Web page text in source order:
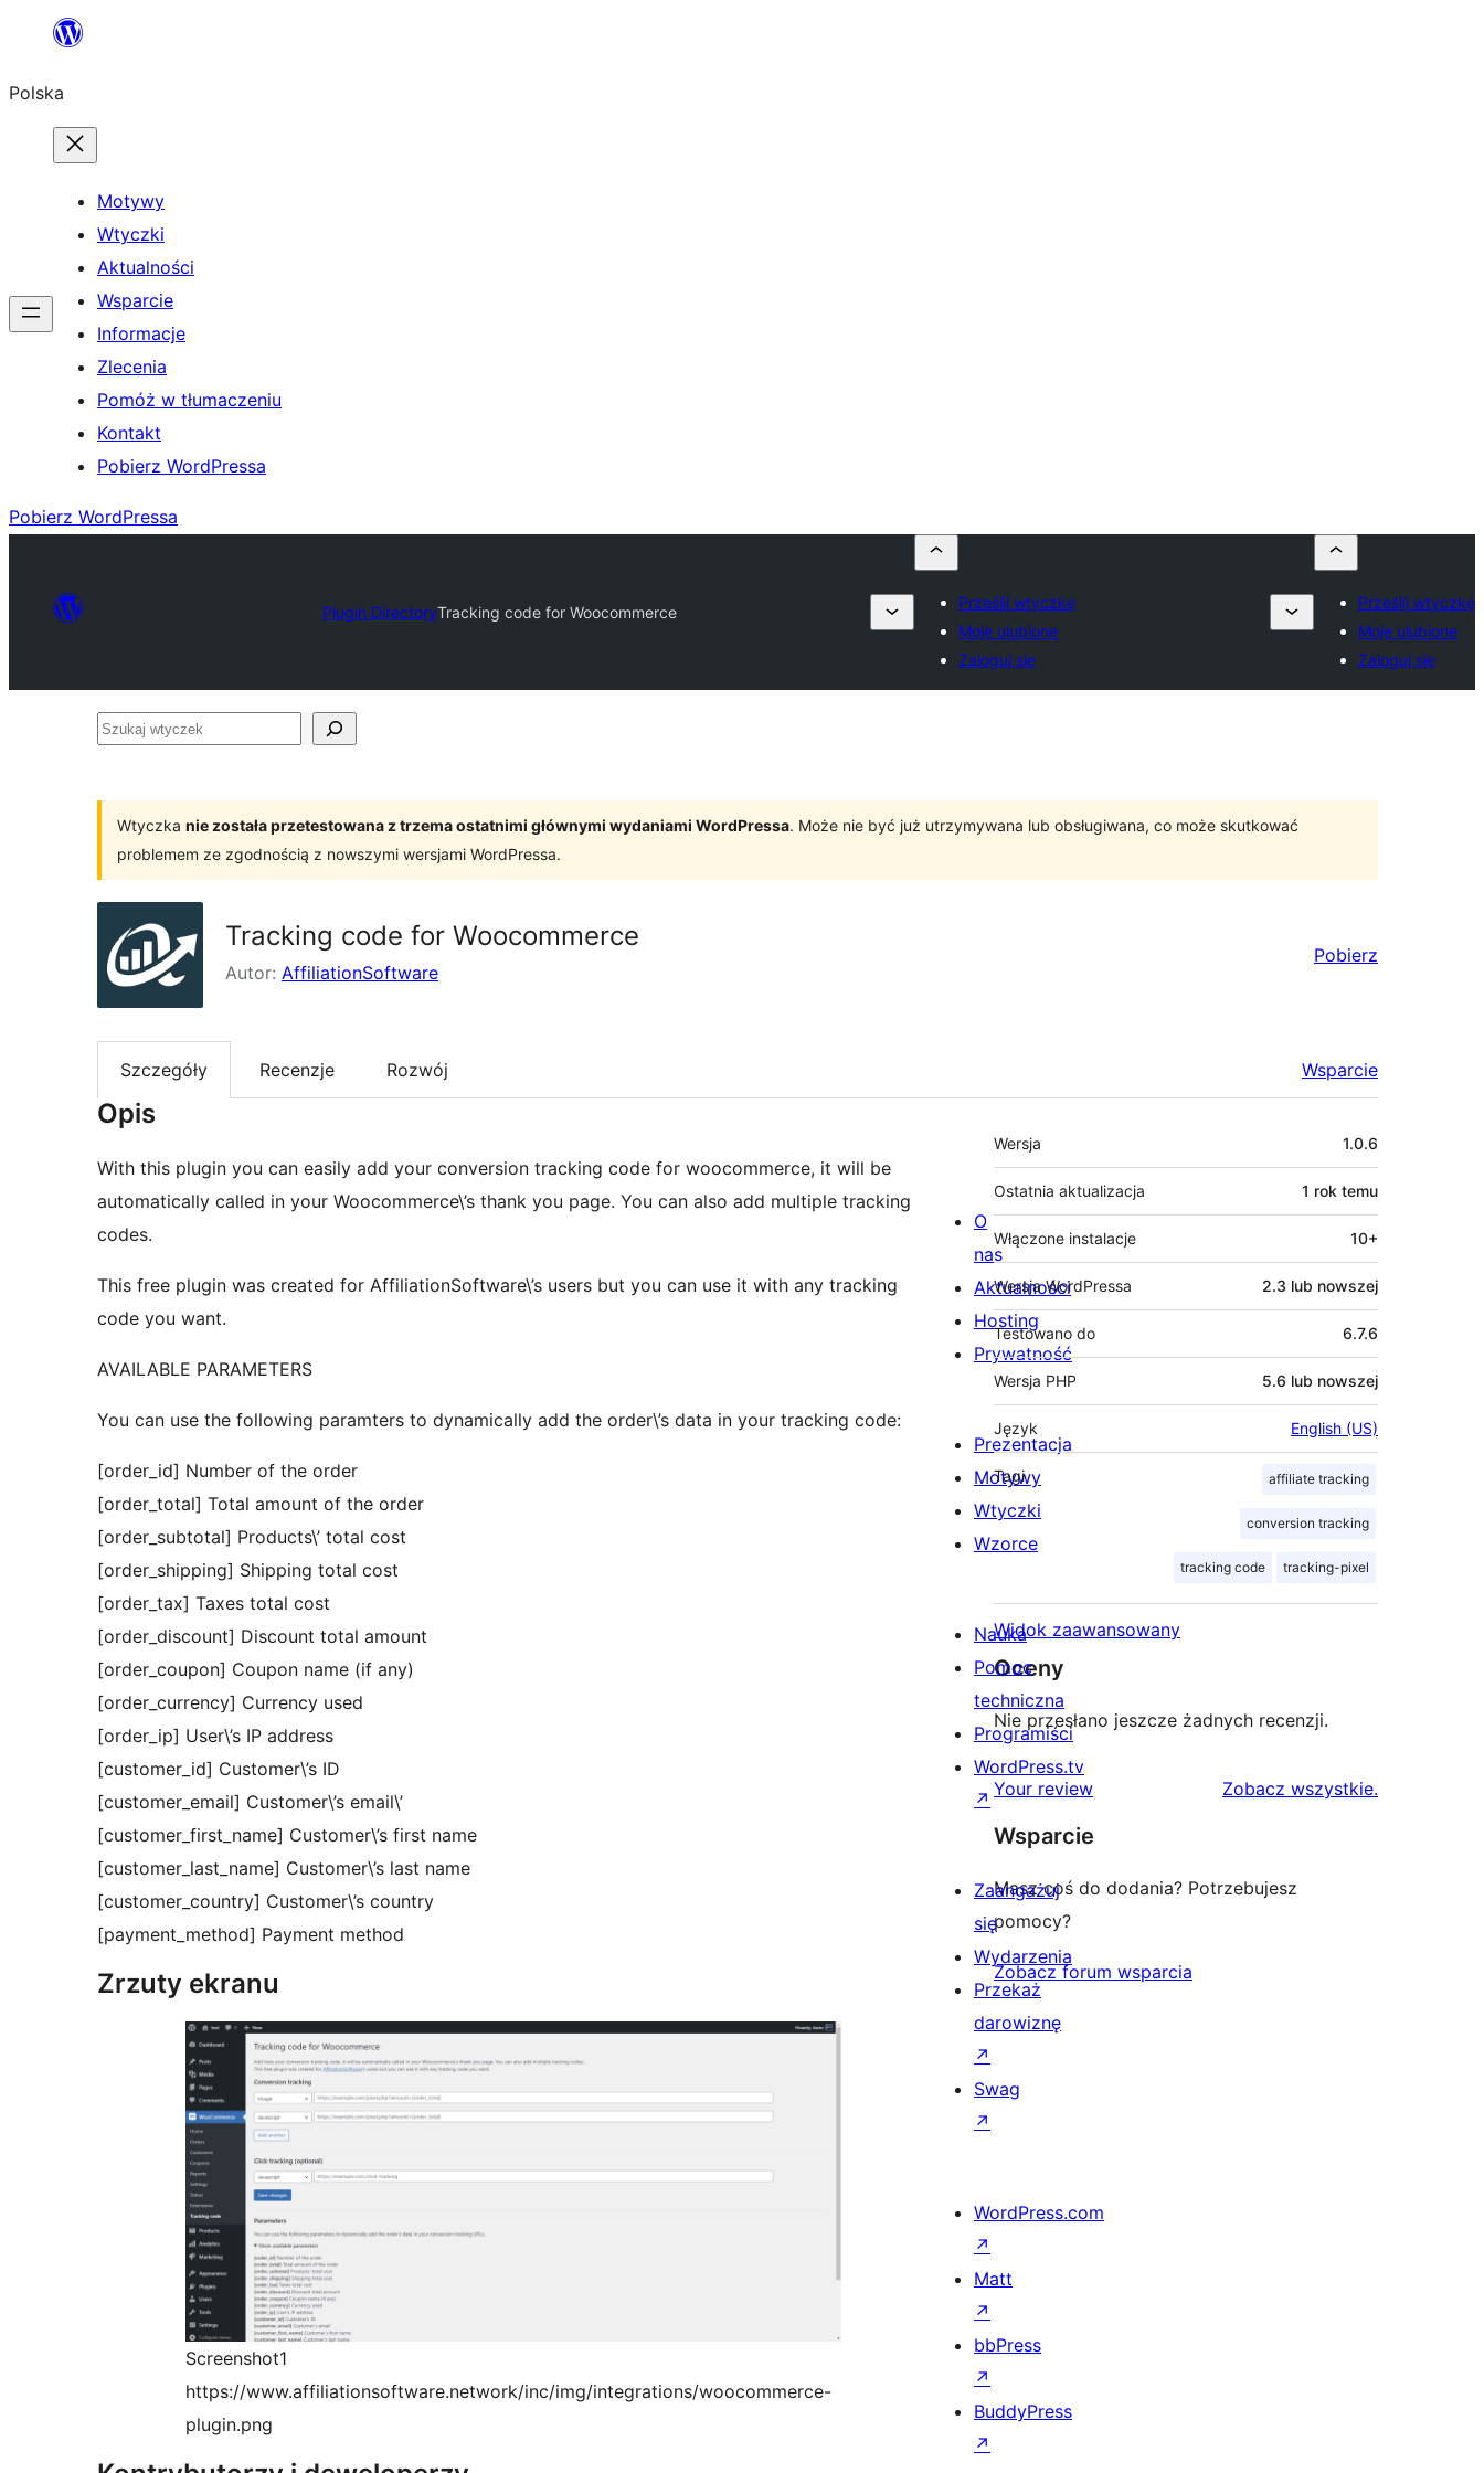
Przejdź
treści
Polska
Motywy
Wtyczki
Aktualności
Wsparcie
Informacje
Zlecenia
Pomóż w tłumaczeniu
Kontakt
Pobierz WordPressa
Pobierz WordPressa
Plugin DirectoryTracking code for Woocommerce
Prześlij wtyczkę
Moje ulubione
Zaloguj się
Prześlij wtyczkę
Moje ulubione
Zaloguj się
Szukaj
Wtyczka nie została przetestowana z trzema ostatnimi głównymi wydaniami WordPressa. Może nie być już utrzymywana lub obsługiwana, co może skutkować
problemem ze zgodnością z nowszymi wersjami WordPressa.
Tracking code for Woocommerce
Autor: AffiliationSoftware
Pobierz
Szczegóły Recenzje Rozwój Wsparcie
Opis
With this plugin you can easily add your conversion tracking code for woocommerce, it will be
automatically called in your Woocommerce\’s thank you page. You can also add multiple tracking
codes.
This free plugin was created for AffiliationSoftware\’s users but you can use it with any tracking
code you want.
AVAILABLE PARAMETERS
You can use the following paramters to dynamically add the order\’s data in your tracking code:
[order_id] Number of the order
[order_total] Total amount of the order
[order_subtotal] Products\’ total cost
[order_shipping] Shipping total cost
[order_tax] Taxes total cost
[order_discount] Discount total amount
[order_coupon] Coupon name (if any)
[order_currency] Currency used
[order_ip] User\’s IP address
[customer_id] Customer\’s ID
[customer_email] Customer\’s email\’
[customer_first_name] Customer\’s first name
[customer_last_name] Customer\’s last name
[customer_country] Customer\’s country
[payment_method] Payment method
Zrzuty ekranu
Screenshot1
https://www.affiliationsoftware.network/inc/img/integrations/woocommerce-
plugin.png
Meta
Wersja 1.0.6
Ostatnia aktualizacja 1 rok temu
Włączone instalacje 10+
Wersja WordPressa 2.3 lub nowszej
Testowano do 6.7.6
Wersja PHP 5.6 lub nowszej
Język English (US)
Tagi affiliate tracking
conversion tracking
tracking code tracking-pixel
Widok zaawansowany
Oceny
Nie przesłano jeszcze żadnych recenzji.
Your review Zobacz wszystkierecenzje
.
Wsparcie
Masz coś do dodania? Potrzebujesz
pomocy?
Zobacz forum wsparcia
O
nas
Aktualności
Hosting
Prywatność
Prezentacja
Motywy
Wtyczki
Wzorce
Nauka
Pomoc
techniczna
Programiści
WordPress.tv
↗
Zaangażuj
się
Wydarzenia
Przekaż
darowiznę
↗
Swag
↗
WordPress.com
↗
Matt
↗
bbPress
↗
BuddyPress
↗